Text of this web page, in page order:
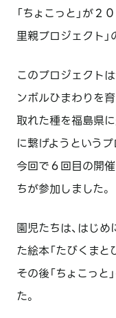
「ちょこっと」が２
里親プロジェクト」
このプロジェクト
ンボルひまわりを育
取れた種を福島県
に繋げようという
今回で６回目の開
ちが参加しました。
園児たちは、はじ
た絵本「たびくまと
その後「ちょこっ
た。